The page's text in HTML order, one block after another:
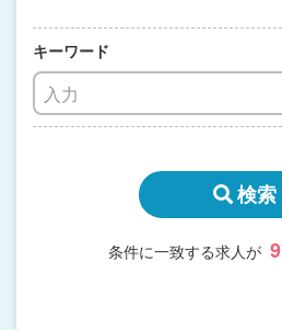
キーワード
検索
条件に一致する求人が 9